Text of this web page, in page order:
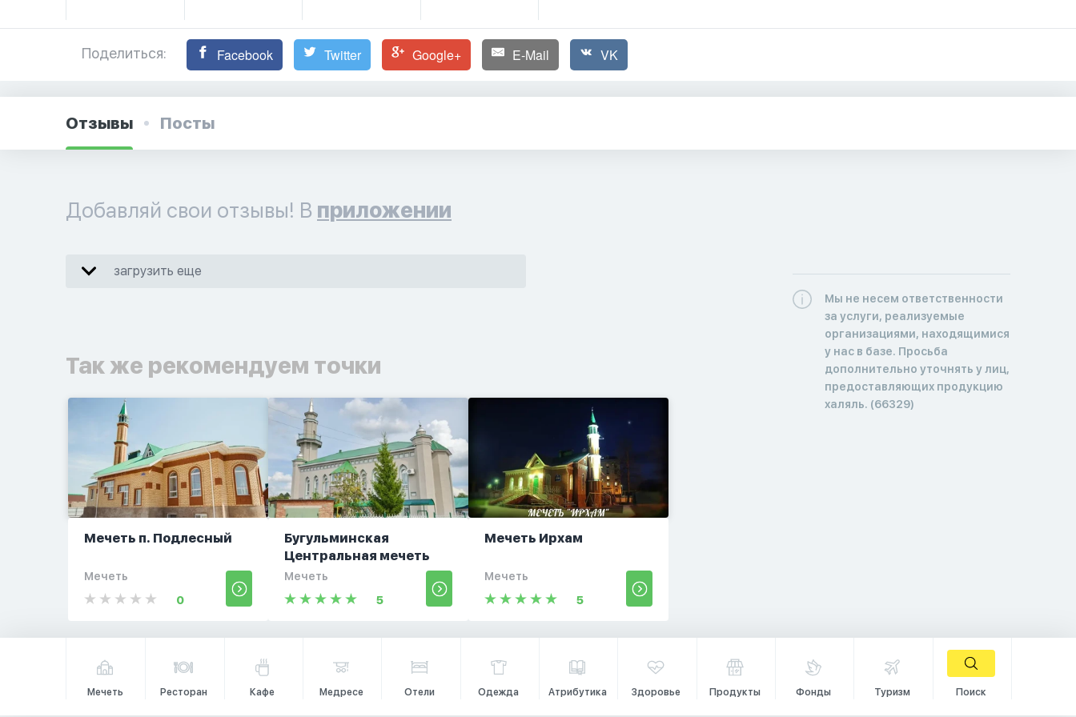
Поделиться: Facebook Twitter Google+ E-Mail VK
Отзывы Посты
Добавляй свои отзывы! В приложении
загрузить еще
Так же рекомендуем точки
Мечеть п. Подлесный
Мечеть
0
Бугульминская
Центральная мечеть
Мечеть
5
Мечеть Ирхам
Мечеть
5
Мы не несем ответственности
за услуги, реализуемые
организациями, находящимися
у нас в базе. Просьба
дополнительно уточнять у лиц,
предоставляющих продукцию
халяль. (66329)
Мечеть Ресторан Кафе Медресе Отели Одежда Атрибутика Здоровье Продукты Фонды Туризм Поиск